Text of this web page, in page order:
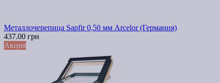
Металлочерепица Sapfir 0,50 мм Arcelor (Германия)
437.00 грн
Акция